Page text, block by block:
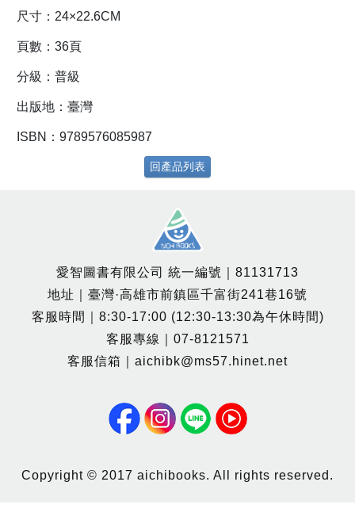
尺寸：24×22.6CM
頁數：36頁
分級：普級
出版地：臺灣
ISBN：9789576085987
回產品列表
愛智圖書有限公司 統一編號｜81131713
地址｜臺灣·高雄市前鎮區千富街241巷16號
客服時間｜8:30-17:00 (12:30-13:30為午休時間)
客服專線｜07-8121571
客服信箱｜aichibk@ms57.hinet.net
Copyright © 2017 aichibooks. All rights reserved.